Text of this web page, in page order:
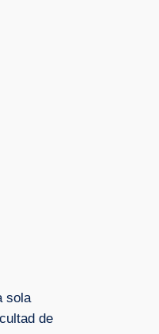
sola
de